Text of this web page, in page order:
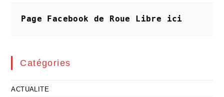
Méritent
Ou
Page Facebook de Roue Libre ici
Catégories
ACTUALITE